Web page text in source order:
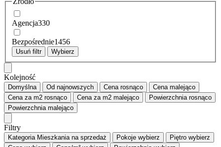
Agencja330
Bezpośrednie1456
Usuń filtr Wybierz
Kolejność
Domyślna Od najnowszych Cena rosnąco Cena malejąco
Cena za m2 rosnąco Cena za m2 malejąco Powierzchnia rosnąco
Powierzchnia malejąco
Filtry
Kategoria Mieszkania na sprzedaż Pokoje wybierz Piętro wybierz